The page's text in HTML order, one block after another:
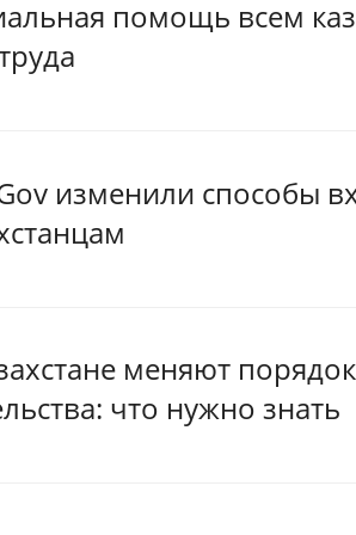
помощь всем
изменили способы
меняют
что нужно знать